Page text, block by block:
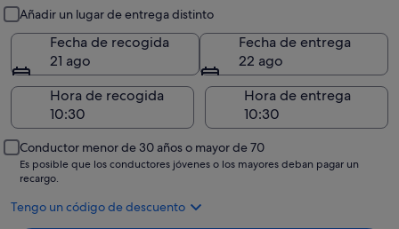
Añadir un lugar de entrega distinto
Fecha de recogida
21 ago
Fecha de entrega
22 ago
Hora de recogida
Hora de entrega
Conductor menor de 30 años o mayor de 70
Es posible que los conductores jóvenes o los mayores deban pagar un
recargo.
Tengo un código de descuento